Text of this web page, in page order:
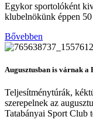
Egykor sportolóként
klubelnökünk éppen
Bővebben
Augusztusban is várnak
Teljesítménytúrák,
szerepelnek az
Tatabányai Sport Club